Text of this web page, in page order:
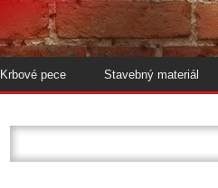
Krbové pece Stavebný materiál